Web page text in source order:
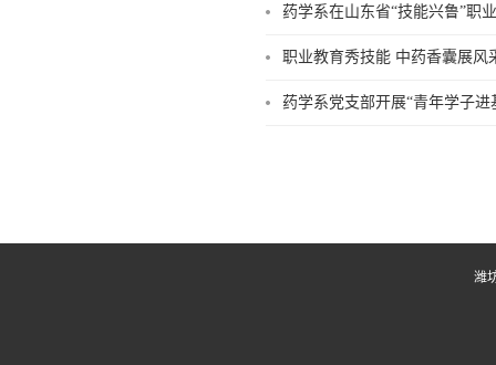
药学系在山东省“技能兴鲁”职
职业教育秀技能 中药香囊展风
药学系党支部开展“青年学子
潍